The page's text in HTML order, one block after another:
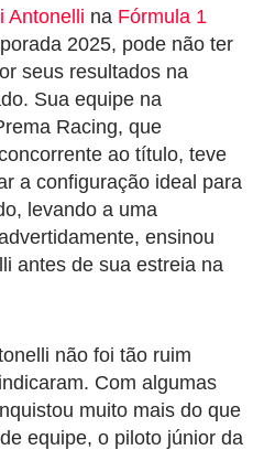
Antonelli na Fórmula 1
2025, pode não ter
seus resultados na
Sua equipe na
Racing, que
ao título, teve
a configuração ideal para
levando a uma
ensinou
antes de sua estreia na
não foi tão ruim
Com algumas
muito mais do que
equipe, o piloto júnior da